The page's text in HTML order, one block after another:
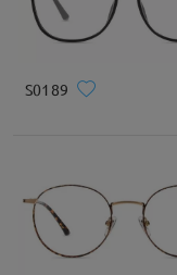
S0189